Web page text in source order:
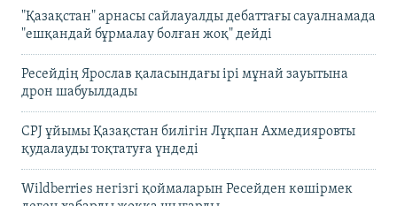
"Қазақстан" арнасы сайлауалды дебаттағы сауалнамада
"ешқандай бұрмалау болған жоқ" дейді
Ресейдің Ярослав қаласындағы ірі мұнай зауытына
дрон шабуылдады
CPJ ұйымы Қазақстан билігін Лұқпан Ахмедияровты
қудалауды тоқтатуға үндеді
Wildberries негізгі қоймаларын Ресейден көшірмек